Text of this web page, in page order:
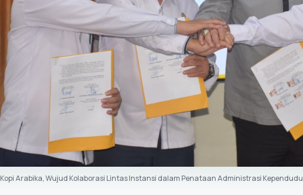
Kopi Arabika, Wujud Kolaborasi Lintas Instansi dalam Penataan Administrasi